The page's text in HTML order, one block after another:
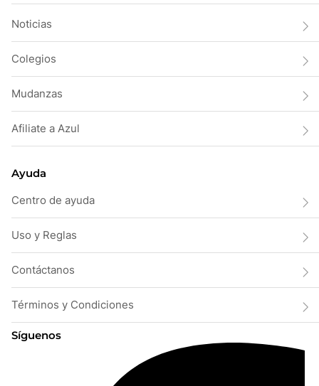
Noticias
Colegios
Mudanzas
Afiliate a Azul
Ayuda
Centro de ayuda
Uso y Reglas
Contáctanos
Términos y Condiciones
Síguenos